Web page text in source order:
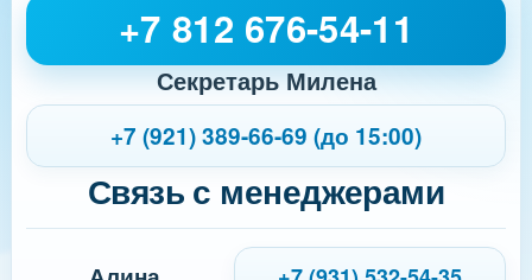
+7 812 676-54-11
Секретарь Милена
+7 (921) 389-66-69 (до 15:00)
Связь с менеджерами